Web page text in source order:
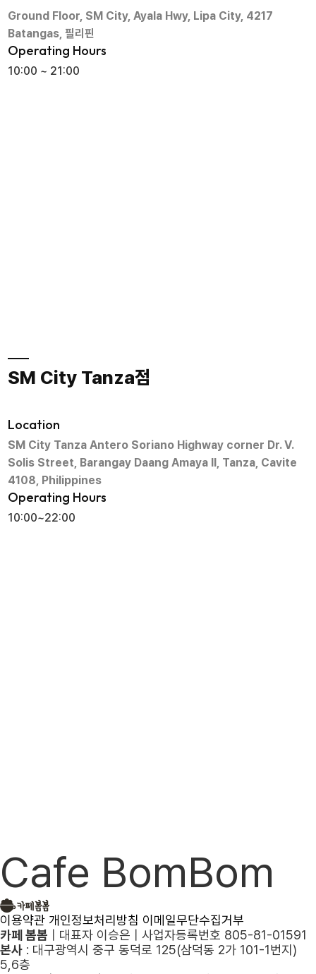
Ground Floor, SM City, Ayala Hwy, Lipa City, 4217
Batangas, 필리핀
Operating Hours
10:00 ~ 21:00
SM City Tanza점
Location
SM City Tanza Antero Soriano Highway corner Dr. V.
Solis Street, Barangay Daang Amaya II, Tanza, Cavite
4108, Philippines
Operating Hours
10:00~22:00
Cafe BomBom
이용약관 개인정보처리방침 이메일무단수집거부
카페 봄봄
대표자 이승은
사업자등록번호 805-81-01591
본사 : 대구광역시 중구 동덕로 125(삼덕동 2가 101-1번지)
5,6층